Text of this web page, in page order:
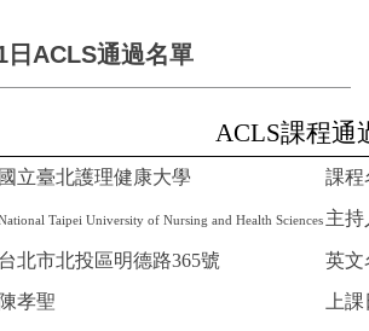
日ACLS通過名單
ACLS課程通
國立臺北護理健康大學
課程
Taipei University of Nursing and Health Sciences 主持
台北市北投區明德路365號
英文
陳孝聖
上